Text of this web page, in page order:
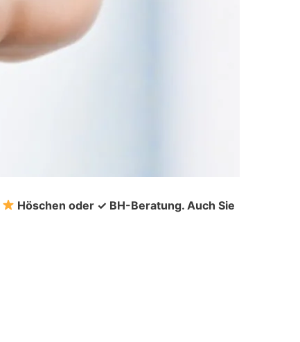
Höschen oder ✓ BH-Beratung. Auch Sie